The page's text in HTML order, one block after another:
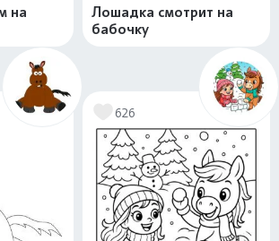
на
Лошадка смотрит на
бабочку
626